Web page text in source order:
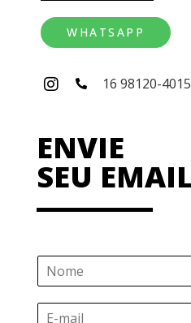
WHATSAPP
16 98120-4015
ENVIE
SEU
N
E